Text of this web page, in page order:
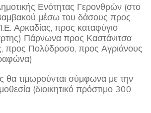
Ενότητας Γερονθρών (στο
μέσω του δάσους προς
Αρκαδίας, προς καταφύγιο
Πάρνωνα προς Καστάνιτσα
προς Πολύδροσο, προς Αγριάνους
θα τιμωρούνται σύμφωνα με την
(διοικητικό πρόστιμο 300